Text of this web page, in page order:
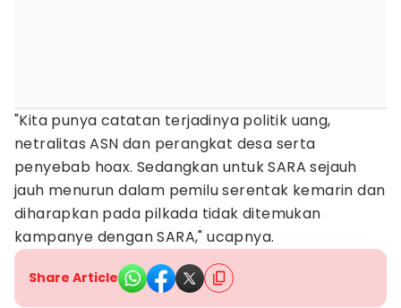
"Kita punya catatan terjadinya politik uang,
netralitas ASN dan perangkat desa serta
penyebab hoax. Sedangkan untuk SARA sejauh
jauh menurun dalam pemilu serentak kemarin dan
diharapkan pada pilkada tidak ditemukan
kampanye dengan SARA," ucapnya.
Share Article